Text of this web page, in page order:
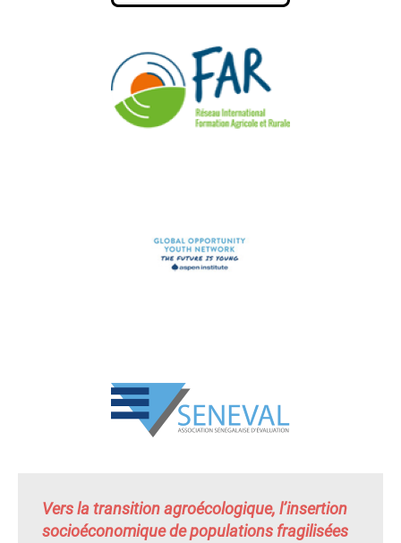
Vers la transition agroécologique, l’insertion
socioéconomique de populations fragilisées